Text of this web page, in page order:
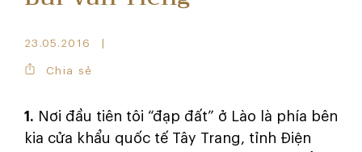
23.05.2016
Chia sẻ
1. Nơi đầu tiên tôi “đạp đất” ở Lào là phía bên
kia cửa khẩu quốc tế Tây Trang, tỉnh Điện